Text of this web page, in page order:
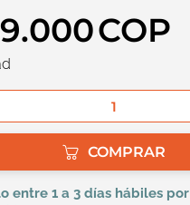
.000
COMPRAR
entre 1 a 3 días hábiles por